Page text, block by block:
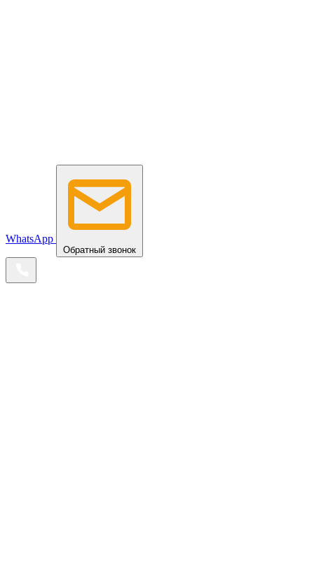
WhatsApp
Обратный звонок